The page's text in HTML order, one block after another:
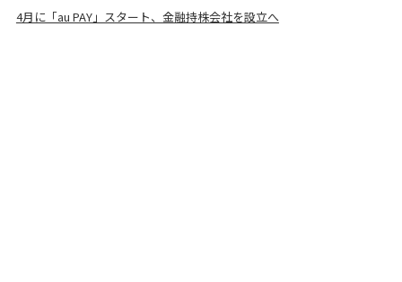
4月に「au PAY」スタート、金融持株会社を設立へ